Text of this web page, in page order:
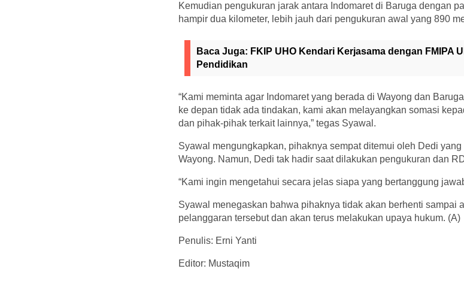
Kemudian pengukuran jarak antara Indomaret di Baruga dengan
hampir dua kilometer, lebih jauh dari pengukuran awal yang 890
Baca Juga: FKIP UHO Kendari Kerjasama dengan FMIPA
Pendidikan
“Kami meminta agar Indomaret yang berada di Wayong dan
ke depan tidak ada tindakan, kami akan melayangkan somasi
dan pihak-pihak terkait lainnya,” tegas Syawal.
Syawal mengungkapkan, pihaknya sempat ditemui oleh Dedi
Wayong. Namun, Dedi tak hadir saat dilakukan pengukuran dan
“Kami ingin mengetahui secara jelas siapa yang bertanggung
Syawal menegaskan bahwa pihaknya tidak akan berhenti sampai
pelanggaran tersebut dan akan terus melakukan upaya hukum. (A)
Penulis: Erni Yanti
Editor: Mustaqim